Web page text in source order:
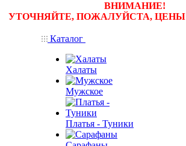
ВНИМАНИЕ!
УТОЧНЯЙТЕ, ПОЖАЛУЙСТА, ЦЕНЫ
Каталог
Халаты
Мужское
Платья - Туники